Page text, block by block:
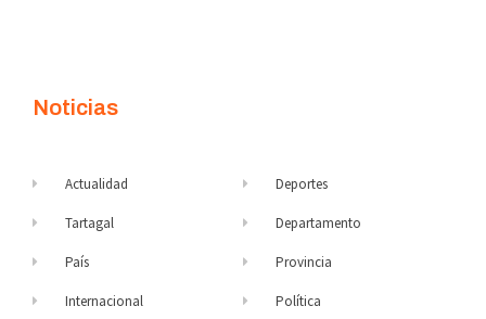
Noticias
Actualidad
Tartagal
País
Internacional
Deportes
Departamento
Provincia
Política